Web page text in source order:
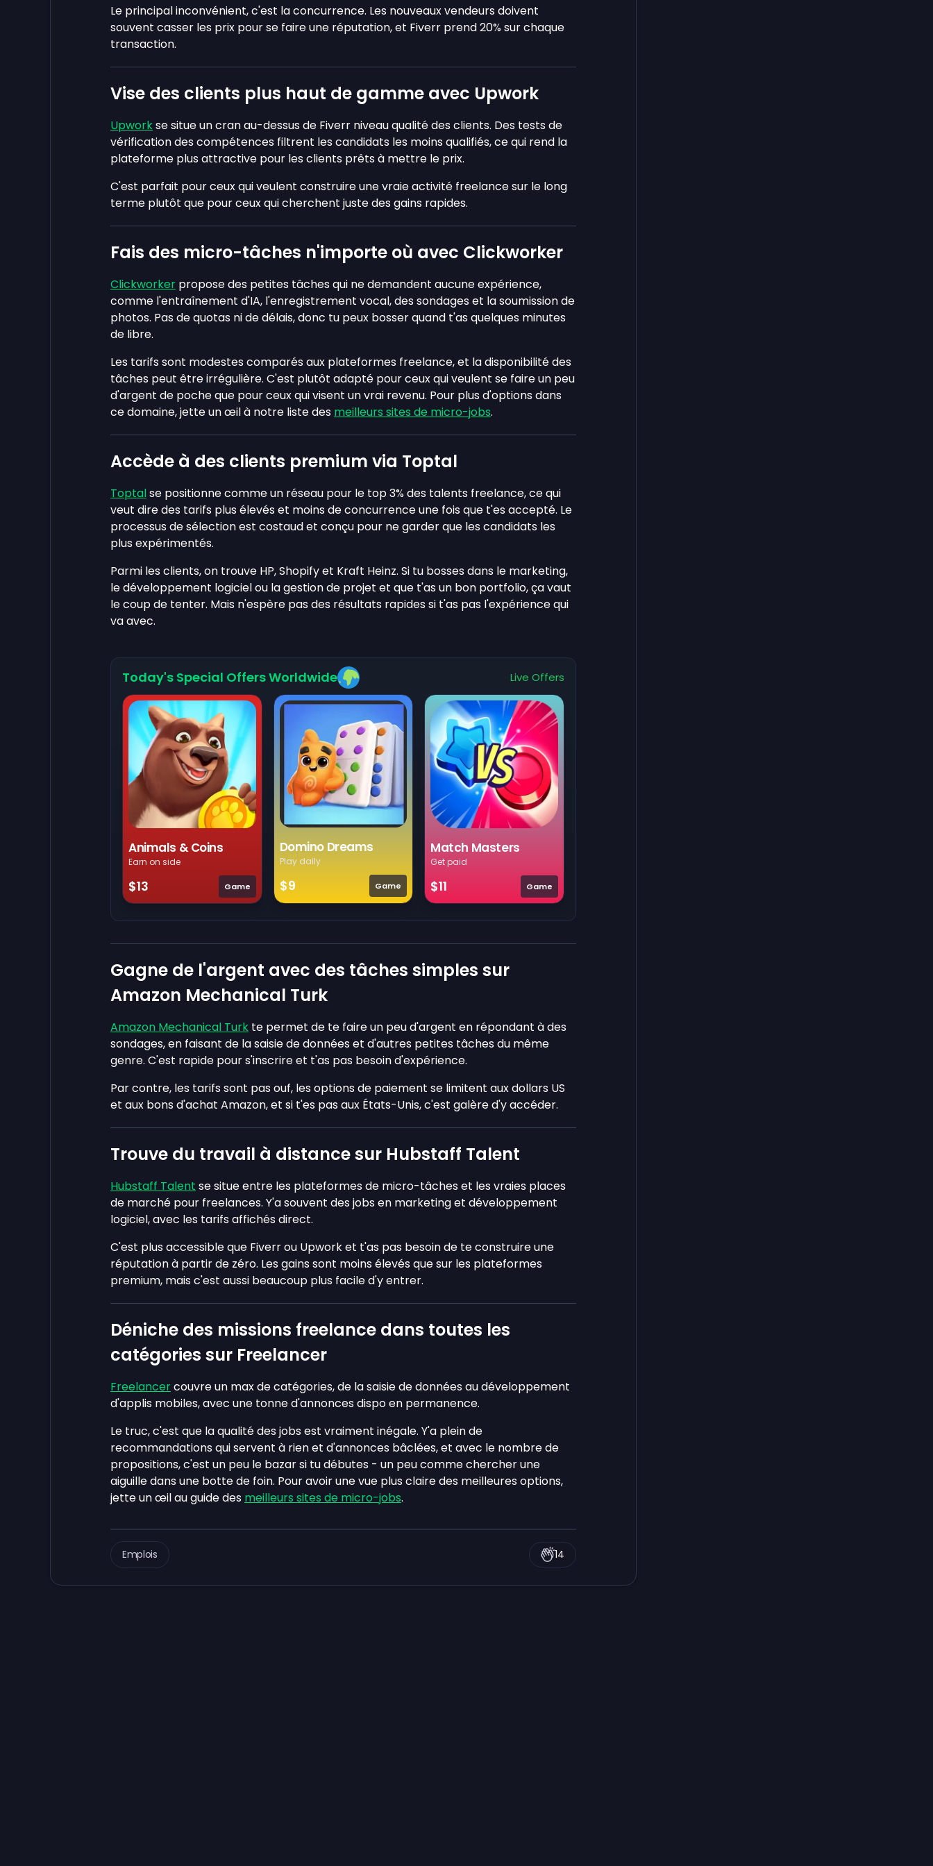
Le principal inconvénient, c'est la concurrence. Les nouveaux vendeurs doivent
souvent casser les prix pour se faire une réputation, et Fiverr prend 20% sur chaque
transaction.
Vise des clients plus haut de gamme avec Upwork
Upworkse situe un cran au-dessus de Fiverr niveau qualité des clients. Des tests de
vérification des compétences filtrent les candidats les moins qualifiés, ce qui rend la
plateforme plus attractive pour les clients prêts à mettre le prix.
C'est parfait pour ceux qui veulent construire une vraie activité freelance sur le long
terme plutôt que pour ceux qui cherchent juste des gains rapides.
Fais des micro-tâches n'importe où avec Clickworker
Clickworker propose des petites tâches qui ne demandent aucune expérience,
comme l'entraînement d'IA, l'enregistrement vocal, des sondages et la soumission de
photos. Pas de quotas ni de délais, donc tu peux bosser quand t'as quelques minutes
de libre.
Les tarifs sont modestes comparés aux plateformes freelance, et la disponibilité des
tâches peut être irrégulière. C'est plutôt adapté pour ceux qui veulent se faire un peu
d'argent de poche que pour ceux qui visent un vrai revenu. Pour plus d'options dans
ce domaine, jette un œil à notre liste des meilleurs sites de micro-jobs.
Accède à des clients premium via Toptal
Toptalse positionne comme un réseau pour le top 3% des talents freelance, ce qui
veut dire des tarifs plus élevés et moins de concurrence une fois que t'es accepté. Le
processus de sélection est costaud et conçu pour ne garder que les candidats les
plus expérimentés.
Parmi les clients, on trouve HP, Shopify et Kraft Heinz. Si tu bosses dans le marketing,
le développement logiciel ou la gestion de projet et que t'as un bon portfolio, ça vaut
le coup de tenter. Mais n'espère pas des résultats rapides si t'as pas l'expérience qui
va avec.
Today's Special Offers Worldwide Live Offers
Animals & Coins
Earn on side
$13 Game
Domino Dreams
Play daily
$9 Game
Match Masters
Get paid
$11 Game
Gagne de l'argent avec des tâches simples sur
Amazon Mechanical Turk
Amazon Mechanical Turk te permet de te faire un peu d'argent en répondant à des
sondages, en faisant de la saisie de données et d'autres petites tâches du même
genre. C'est rapide pour s'inscrire et t'as pas besoin d'expérience.
Par contre, les tarifs sont pas ouf, les options de paiement se limitent aux dollars US
et aux bons d'achat Amazon, et si t'es pas aux États-Unis, c'est galère d'y accéder.
Trouve du travail à distance sur Hubstaff Talent
Hubstaff Talent se situe entre les plateformes de micro-tâches et les vraies places
de marché pour freelances. Y'a souvent des jobs en marketing et développement
logiciel, avec les tarifs affichés direct.
C'est plus accessible que Fiverr ou Upwork et t'as pas besoin de te construire une
réputation à partir de zéro. Les gains sont moins élevés que sur les plateformes
premium, mais c'est aussi beaucoup plus facile d'y entrer.
Déniche des missions freelance dans toutes les
catégories sur Freelancer
Freelancercouvre un max de catégories, de la saisie de données au développement
d'applis mobiles, avec une tonne d'annonces dispo en permanence.
Le truc, c'est que la qualité des jobs est vraiment inégale. Y'a plein de
recommandations qui servent à rien et d'annonces bâclées, et avec le nombre de
propositions, c'est un peu le bazar si tu débutes - un peu comme chercher une
aiguille dans une botte de foin. Pour avoir une vue plus claire des meilleures options,
jette un œil au guide des meilleurs sites de micro-jobs.
Emplois 14